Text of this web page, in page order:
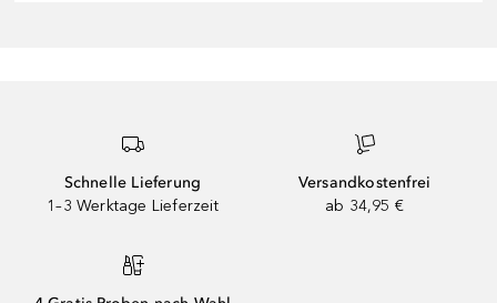
Schnelle Lieferung
1–3 Werktage Lieferzeit
Versandkostenfrei
ab 34,95 €